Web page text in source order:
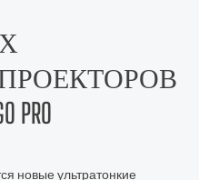
PRO
новые ультратонкие